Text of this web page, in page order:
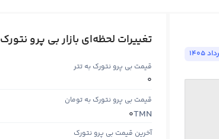
تغییرات لحظه‌ای بازار بی پرو نتورک
قیمت بی پرو نتورک به تتر
0
قیمت بی پرو نتورک به تومان
TMN
0
آخرین قیمت بی پرو نتورک